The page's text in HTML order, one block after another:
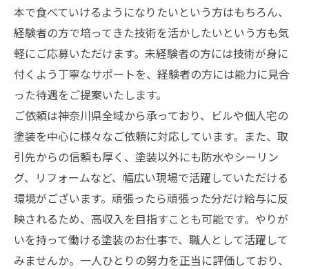
本で食べていけるようになりたいという方はもちろん、
経験者の方で培ってきた技術を活かしたいという方も気
軽にご応募いただけます。未経験者の方には技術が身に
付くよう丁寧なサポートを、経験者の方には能力に見合
った待遇をご提案いたします。
ご依頼は神奈川県全域から承っており、ビルや個人宅の
塗装を中心に様々なご依頼に対応しています。また、取
引先からの信頼も厚く、塗装以外にも防水やシーリン
グ、リフォームなど、幅広い現場で活躍していただける
環境がございます。頑張ったら頑張った分だけ給与に反
映されるため、高収入を目指すことも可能です。やりが
いを持って働ける塗装のお仕事で、職人として活躍して
みませんか。一人ひとりの努力を正当に評価しており、